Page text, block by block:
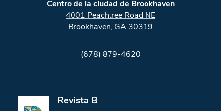
Centro de la ciudad de Brookhaven
4001 Peachtree Road NE
Brookhaven, GA 30319
(678) 879-4620
Revista B